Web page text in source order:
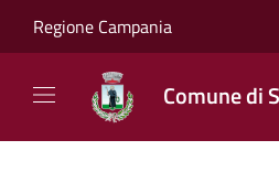
Regione Campania
Comune di